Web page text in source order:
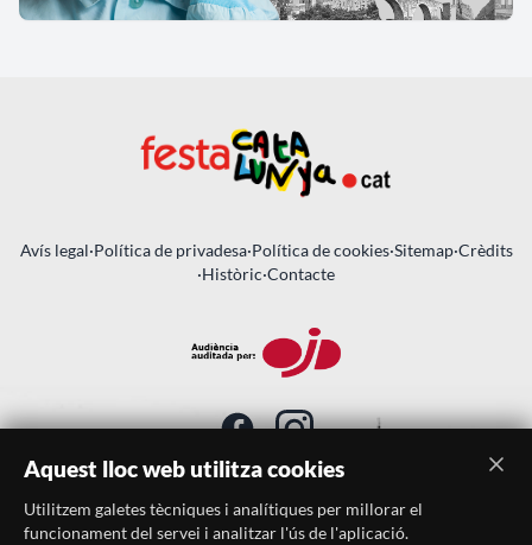
Avís legal·Política de privadesa·Política de cookies·Sitemap·Crèdits
·Històric·Contacte
SUBSCRIU-TE AL BUTLLETÍ
Aquest lloc web utilitza cookies
Utilitzem galetes tècniques i analítiques per millorar el
funcionament del servei i analitzar l'ús de l'aplicació.